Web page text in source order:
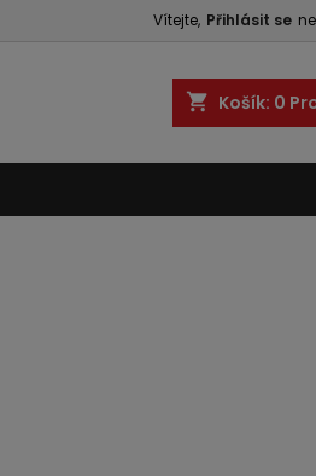
Vítejte, Přihlásit se
shopping_cart Košík: 0